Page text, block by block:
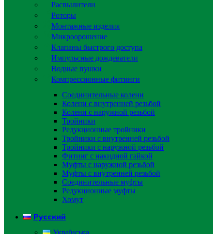
Распылители
Роторы
Монтажные изделия
Микроорошение
Клапаны быстрого доступа
Импульсные дождеватели
Водные пушки
Компрессионные фитинги
Соединительные колени
Колени с внутренней резьбой
Колени с наружной резьбой
Тройники
Редукционные тройники
Тройники с внутренней резьбой
Тройники с наружной резьбой
Фитинг с накидной гайкой
Муфты с наружной резьбой
Муфты с внутренней резьбой
Соединительные муфты
Редукционные муфты
Хомут
Русский
Українська